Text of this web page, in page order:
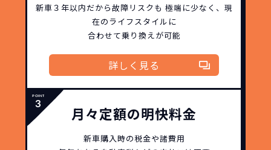
新車３年以内だから故障リスクも 極端に少なく、 現
在のライフスタイルに
合わせて乗り換えが可能
詳しく見る
月々定額の明快料金
新車購入時の税金や諸費用
して乗るか、購入するかなどを選べます。
しかし、NORIDOKIの場合は、車両を必
ず返却していただくことを前提とするこ
とで「超低価格」を実現しています。
新型の新車に定期的に乗換
車はだいたい３年くらいで飽きると言わ
れています。
もちろん、その人によりますが、最新型
車に常に乗り続けられるのは気持ちよ
く、人にも自慢できます！